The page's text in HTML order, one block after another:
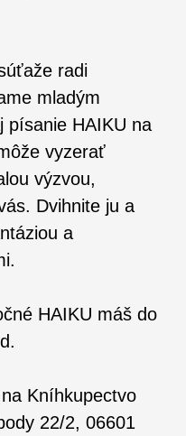
radi
mladým
písanie HAIKU na
vyzerať
výzvou,
Dvihnite ju a
a
HAIKU máš do
Kníhkupectvo
22/2, 06601